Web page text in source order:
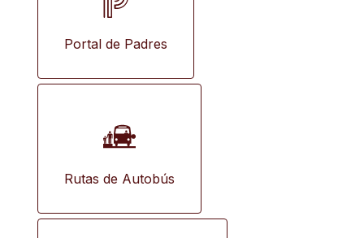
Portal de Padres
Rutas de Autobús